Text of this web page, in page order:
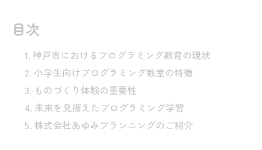
目次
神戸市におけるプログラミング教育の現状
小学生向けプログラミング教室の特徴
ものづくり体験の重要性
未来を見据えたプログラミング学習
株式会社あゆみプランニングのご紹介